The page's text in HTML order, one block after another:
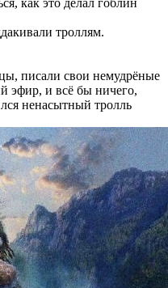
троллям.
писали свои немудрёные
эфир, и всё бы ничего,
ненасытный тролль